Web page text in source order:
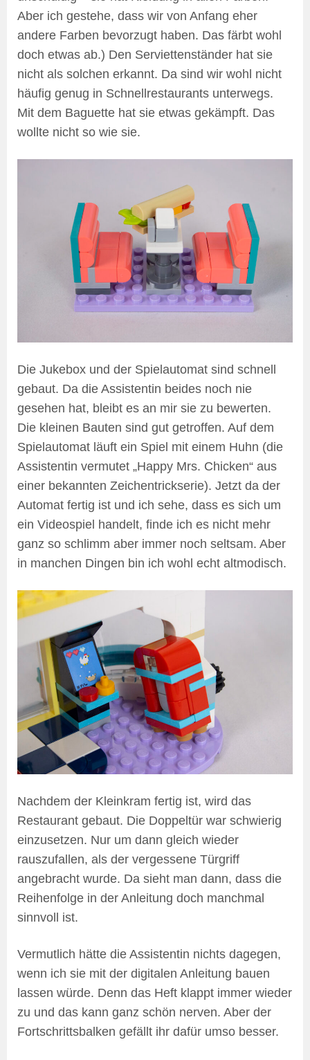
Aber ich gestehe, dass wir von Anfang eher
andere Farben bevorzugt haben. Das färbt wohl
doch etwas ab.) Den Serviettenständer hat sie
nicht als solchen erkannt. Da sind wir wohl nicht
häufig genug in Schnellrestaurants unterwegs.
Mit dem Baguette hat sie etwas gekämpft. Das
wollte nicht so wie sie.
Die Jukebox und der Spielautomat sind schnell
gebaut. Da die Assistentin beides noch nie
gesehen hat, bleibt es an mir sie zu bewerten.
Die kleinen Bauten sind gut getroffen. Auf dem
Spielautomat läuft ein Spiel mit einem Huhn (die
Assistentin vermutet „Happy Mrs. Chicken“ aus
einer bekannten Zeichentrickserie). Jetzt da der
Automat fertig ist und ich sehe, dass es sich um
ein Videospiel handelt, finde ich es nicht mehr
ganz so schlimm aber immer noch seltsam. Aber
in manchen Dingen bin ich wohl echt altmodisch.
Nachdem der Kleinkram fertig ist, wird das
Restaurant gebaut. Die Doppeltür war schwierig
einzusetzen. Nur um dann gleich wieder
rauszufallen, als der vergessene Türgriff
angebracht wurde. Da sieht man dann, dass die
Reihenfolge in der Anleitung doch manchmal
sinnvoll ist.
Vermutlich hätte die Assistentin nichts dagegen,
wenn ich sie mit der digitalen Anleitung bauen
lassen würde. Denn das Heft klappt immer wieder
zu und das kann ganz schön nerven. Aber der
Fortschrittsbalken gefällt ihr dafür umso besser.